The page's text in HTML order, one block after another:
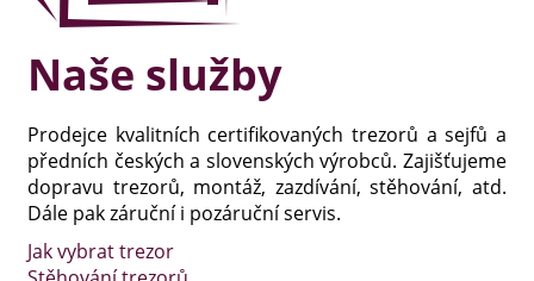
Naše služby
Prodejce kvalitních certifikovaných trezorů a sejfů a
předních českých a slovenských výrobců. Zajišťujeme
dopravu trezorů, montáž, zazdívání, stěhování, atd.
Dále pak záruční i pozáruční servis.
Jak vybrat trezor